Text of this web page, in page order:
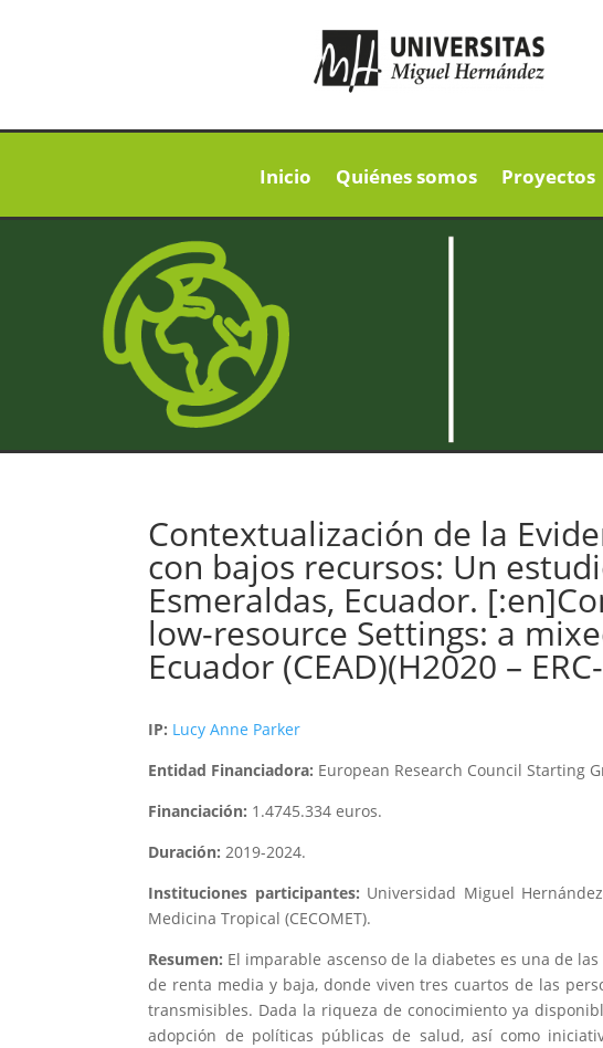
Inicio Quiénes somos Proyectos
Contextualización de la
con bajos recursos: Un
Esmeraldas, Ecuador.
low-resource Settings: a
Ecuador (CEAD)(H2020 –
IP: Lucy Anne Parker
Entidad Financiadora: European Research Council Starting
Financiación: 1.4745.334 euros.
Duración: 2019-2024.
Instituciones participantes: Universidad Miguel
Medicina Tropical (CECOMET).
Resumen: El imparable ascenso de la diabetes es una de
de renta media y baja, donde viven tres cuartos de las
transmisibles. Dada la riqueza de conocimiento ya
adopción de políticas públicas de salud, así como